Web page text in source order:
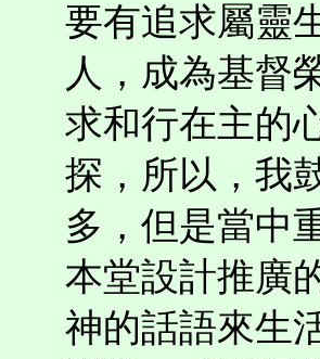
要有追求屬靈
人，成為基督
求和行在主的
探，所以，我
多，但是當中
本堂設計推廣
神的話語來生